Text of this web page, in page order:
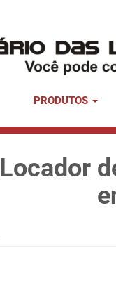
PRODUTOS
Locador